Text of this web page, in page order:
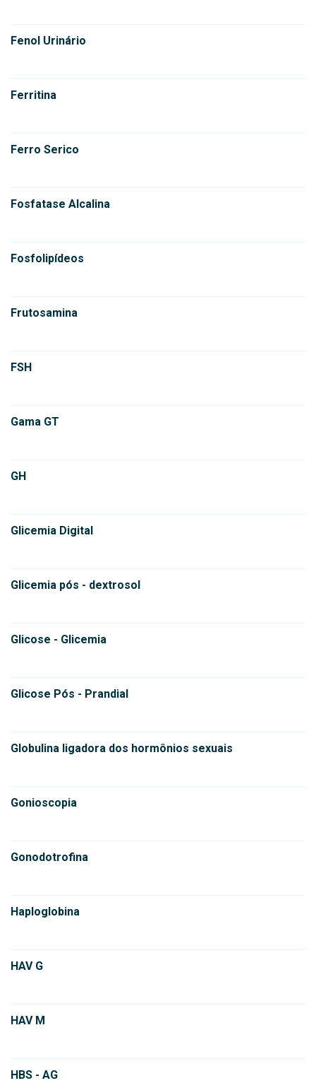
Fenol Urinário
Ferritina
Ferro Serico
Fosfatase Alcalina
Fosfolipídeos
Frutosamina
FSH
Gama GT
GH
Glicemia Digital
Glicemia pós - dextrosol
Glicose - Glicemia
Glicose Pós - Prandial
Globulina ligadora dos hormônios sexuais
Gonioscopia
Gonodotrofina
Haploglobina
HAV G
HAV M
HBS - AG